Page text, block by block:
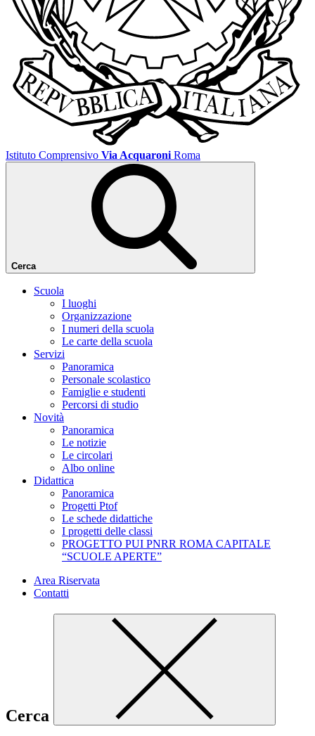
Istituto Comprensivo Via Acquaroni Roma
Cerca
Scuola
I luoghi
Organizzazione
I numeri della scuola
Le carte della scuola
Servizi
Panoramica
Personale scolastico
Famiglie e studenti
Percorsi di studio
Novità
Panoramica
Le notizie
Le circolari
Albo online
Didattica
Panoramica
Progetti Ptof
Le schede didattiche
I progetti delle classi
PROGETTO PUI PNRR ROMA CAPITALE
“SCUOLE APERTE”
Area Riservata
Contatti
Cerca